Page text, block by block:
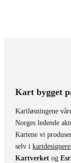
Kart bygget
Kartløsningene
Norges ledende
Kartene vi
selv i
Kartverket og